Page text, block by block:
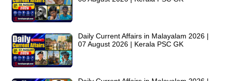
Daily Current Affairs in Malayalam 2026 |
07 August 2026 | Kerala PSC GK